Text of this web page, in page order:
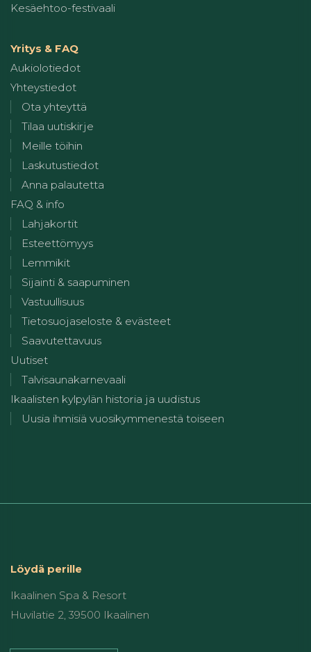
Kesäehtoo-festivaali
Yritys & FAQ
Aukiolotiedot
Yhteystiedot
Ota yhteyttä
Tilaa uutiskirje
Meille töihin
Laskutustiedot
Anna palautetta
FAQ & info
Lahjakortit
Esteettömyys
Lemmikit
Sijainti & saapuminen
Vastuullisuus
Tietosuojaseloste & evästeet
Saavutettavuus
Uutiset
Talvisaunakarnevaali
Ikaalisten kylpylän historia ja uudistus
Uusia ihmisiä vuosikymmenestä toiseen
Löydä perille
Ikaalinen Spa & Resort
Huvilatie 2, 39500 Ikaalinen